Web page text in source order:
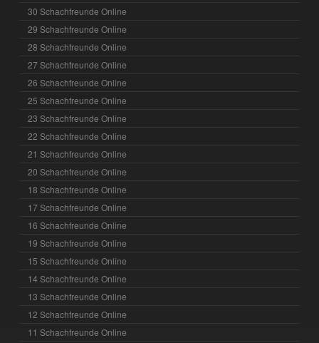
30 Schachfreunde Online
29 Schachfreunde Online
28 Schachfreunde Online
27 Schachfreunde Online
26 Schachfreunde Online
25 Schachfreunde Online
23 Schachfreunde Online
22 Schachfreunde Online
21 Schachfreunde Online
20 Schachfreunde Online
18 Schachfreunde Online
17 Schachfreunde Online
16 Schachfreunde Online
19 Schachfreunde Online
15 Schachfreunde Online
14 Schachfreunde Online
13 Schachfreunde Online
12 Schachfreunde Online
11 Schachfreunde Online